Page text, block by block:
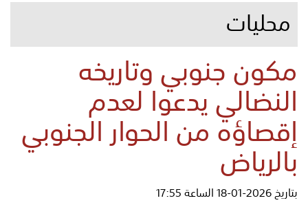
محليات
مكون جنوبي وتاريخه
النضالي يدعوا لعدم
إقصاؤه من الحوار الجنوبي
بالرياض
بتاريخ 2026-01-18 الساعة 17:55